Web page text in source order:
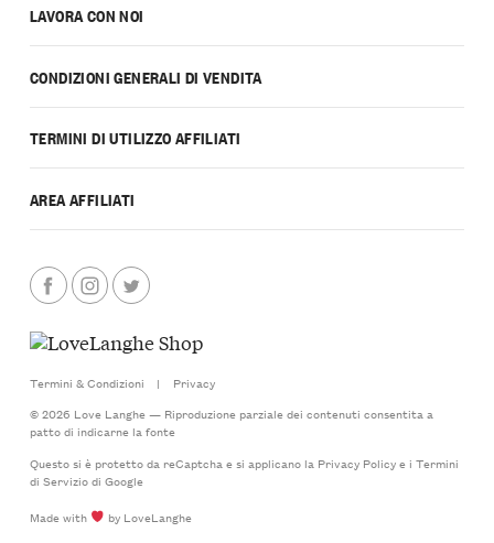
LAVORA CON NOI
CONDIZIONI GENERALI DI VENDITA
TERMINI DI UTILIZZO AFFILIATI
AREA AFFILIATI
Termini & Condizioni |
Privacy
© 2026 Love Langhe — Riproduzione parziale dei contenuti consentita a
patto di indicarne la fonte
Questo si è protetto da reCaptcha e si applicano la Privacy Policye i Termini
di Serviziodi Google
Made with
by LoveLanghe